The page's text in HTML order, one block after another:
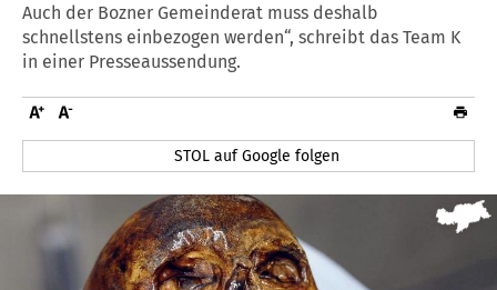
Auch der Bozner Gemeinderat muss deshalb
schnellstens einbezogen werden“, schreibt das Team K
in einer Presseaussendung.
STOL auf Google folgen